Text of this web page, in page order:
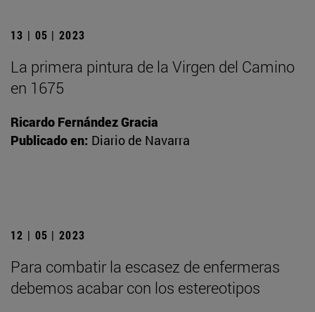
13 | 05 | 2023
La primera pintura de la Virgen del Camino
en 1675
Ricardo Fernández Gracia
Publicado en: Diario de Navarra
12 | 05 | 2023
Para combatir la escasez de enfermeras
debemos acabar con los estereotipos